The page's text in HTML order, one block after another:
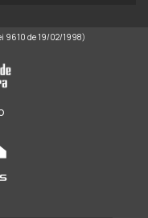
9610 de 19/02/1998)